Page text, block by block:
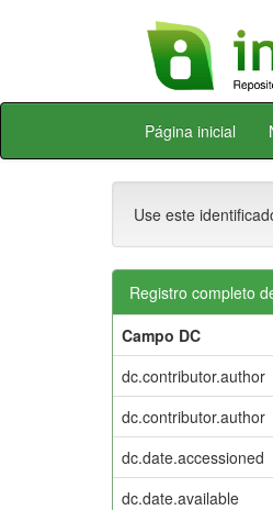
Skip
Página inicial
Use este
Registro completo
Campo DC
dc.contributor.author
dc.contributor.author
dc.date.accessioned
dc.date.available